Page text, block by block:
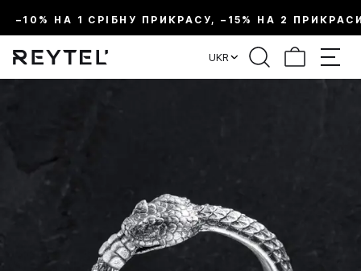
–10% НА 1 СРІБНУ ПРИКРАСУ, –15% НА 2
UKR